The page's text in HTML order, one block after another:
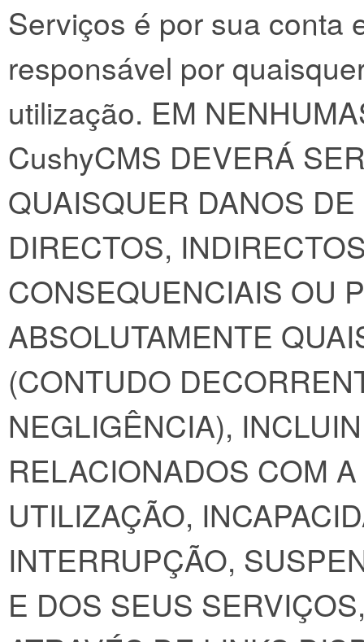
Serviços é por sua conta
responsável por
utilização. EM
CushyCMS DEVERÁ
QUAISQUER DANOS
DIRECTOS,
CONSEQUENCIAIS OU
ABSOLUTAMENTE
(CONTUDO
NEGLIGÊNCIA),
RELACIONADOS COM
UTILIZAÇÃO,
INTERRUPÇÃO,
E DOS SEUS